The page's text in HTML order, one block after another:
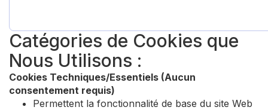
Catégories de Cookies que
Nous Utilisons :
Cookies Techniques/Essentiels (Aucun
consentement requis)
Permettent la fonctionnalité de base du site Web